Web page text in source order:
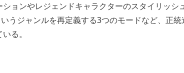
ョンやレジェンドキャラクターのスタイリッシ
うジャンルを再定義する3つのモードなど、正
る。